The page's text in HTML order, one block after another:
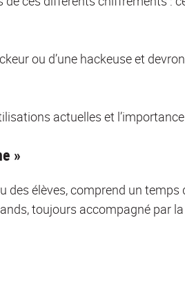
ou d’une hackeuse et
actuelles et
»
des élèves, comprend un
toujours accompagné par